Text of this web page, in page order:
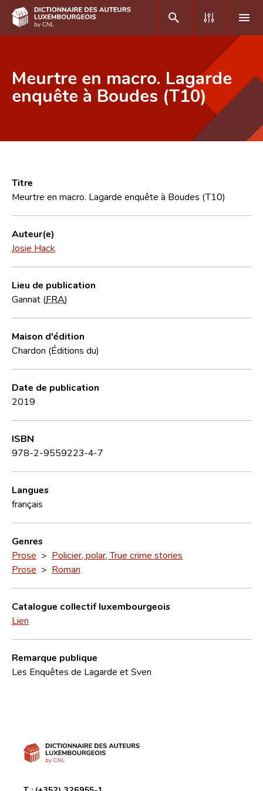
DE
Accueil
Foire aux questions
CNL
Équipe scientifique
Contact
Meurtre en macro. Lagarde
enquête à Boudes (T10)
Titre
Meurtre en macro. Lagarde enquête à Boudes (T10)
Auteur(e)
Josie Hack
Lieu de publication
Gannat (FRA)
Maison d'édition
Chardon (Éditions du)
Date de publication
2019
ISBN
978-2-9559223-4-7
Langues
français
Genres
Prose > Policier, polar, True crime stories
Prose > Roman
Catalogue collectif luxembourgeois
Lien
Remarque publique
Les Enquêtes de Lagarde et Sven